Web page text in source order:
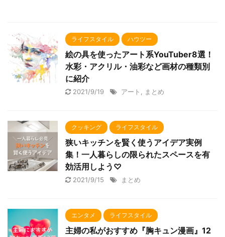
ライフスタイル ハウツー
絵の具を使ったアート系YouTuber8選！
水彩・アクリル・油彩など画材の種類別
に紹介
2021/9/19 アート まとめ
クッキング ライフスタイル
狭いキッチンを賢く使うアイデア実例
集！一人暮らしの限られたスペースを有
効活用しよう♡
2021/9/15 まとめ
エンタメ ライフスタイル
主婦の私がおすすめ『胸キュン漫画』12